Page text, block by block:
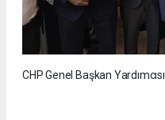
CHP Genel Başkan